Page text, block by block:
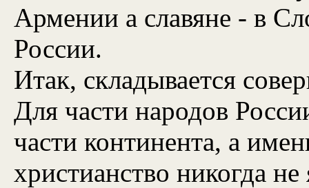
Армении а славяне - в
России.
Итак, складывается
Для части народов
части континента, а
христианство никогда